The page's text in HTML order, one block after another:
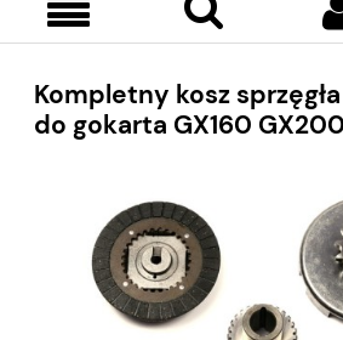
Kompletny kosz
do gokarta GX160 GX200